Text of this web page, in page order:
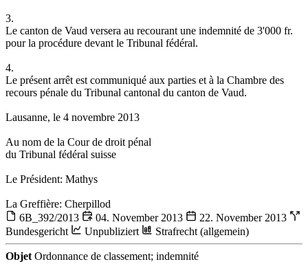
3.
Le canton de Vaud versera au recourant une indemnité de 3'000 fr.
pour la procédure devant le Tribunal fédéral.
4.
Le présent arrêt est communiqué aux parties et à la Chambre des
recours pénale du Tribunal cantonal du canton de Vaud.
Lausanne, le 4 novembre 2013
Au nom de la Cour de droit pénal
du Tribunal fédéral suisse
Le Président: Mathys
La Greffière: Cherpillod
6B_392/2013
04. November 2013
22. November 2013
Bundesgericht
Unpubliziert Strafrecht (allgemein)
Objet Ordonnance de classement; indemnité